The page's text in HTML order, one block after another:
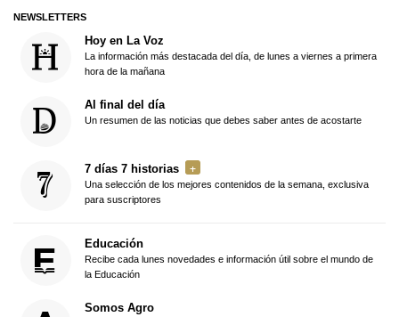
NEWSLETTERS
Hoy en La Voz
La información más destacada del día, de lunes a viernes a primera
hora de la mañana
Al final del día
Un resumen de las noticias que debes saber antes de acostarte
7 días 7 historias
Una selección de los mejores contenidos de la semana, exclusiva
para suscriptores
Educación
Recibe cada lunes novedades e información útil sobre el mundo de
la Educación
Somos Agro